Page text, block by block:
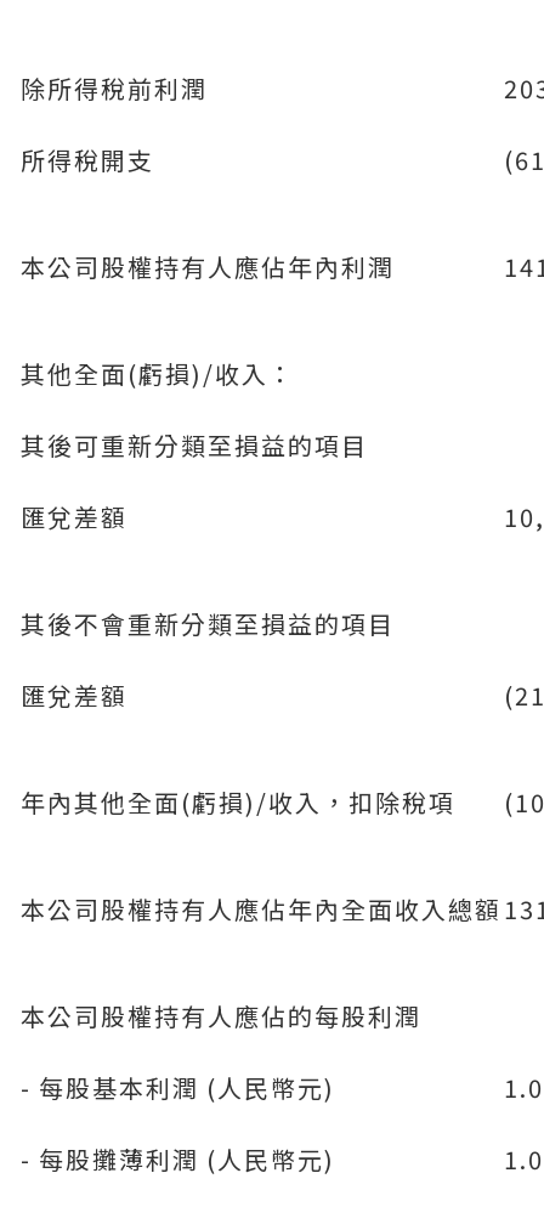
除所得稅前利潤
所得稅開支
本公司股權持有人應佔年內利潤
其他全面(虧損)/收入：
其後可重新分類至損益的項目
匯兌差額
其後不會重新分類至損益的項目
匯兌差額
年內其他全面(虧損)/收入，扣除稅項
本公司股權持有人應佔年內全面收入總額
本公司股權持有人應佔的每股利潤
- 每股基本利潤 (人民幣元)
- 每股攤薄利潤 (人民幣元)